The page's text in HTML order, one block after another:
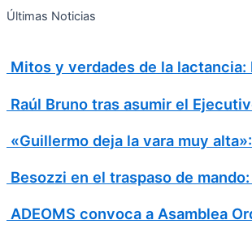
Ir
Últimas Noticias
Mitos y verdades de la
Raúl Bruno tras asumir el
«Guillermo deja la vara muy
Besozzi en el traspaso de
ADEOMS convoca a Asamblea
Search